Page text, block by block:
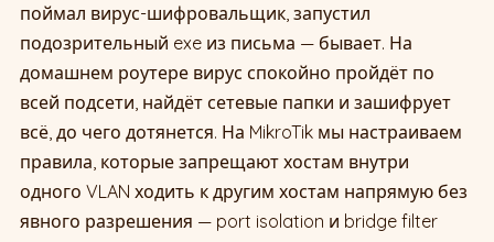
поймал вирус-шифровальщик, запустил
подозрительный exe из письма — бывает. На
домашнем роутере вирус спокойно пройдёт по
всей подсети, найдёт сетевые папки и зашифрует
всё, до чего дотянется. На MikroTik мы настраиваем
правила, которые запрещают хостам внутри
одного VLAN ходить к другим хостам напрямую без
явного разрешения — port isolation и bridge filter